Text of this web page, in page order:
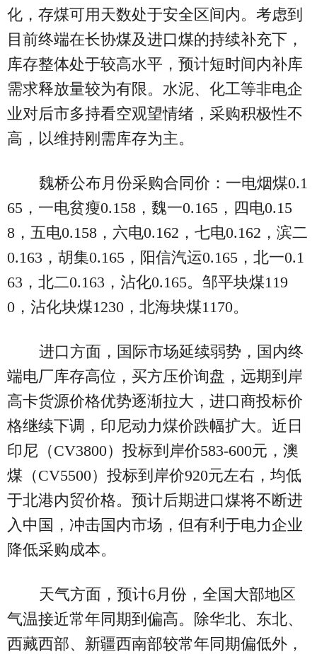
化，存煤可用天数处于安全区间内。考虑到
目前终端在长协煤及进口煤的持续补充下，
库存整体处于较高水平，预计短时间内补库
需求释放量较为有限。水泥、化工等非电企
业对后市多持看空观望情绪，采购积极性不
高，以维持刚需库存为主。
魏桥公布月份采购合同价：一电烟煤0.1
65，一电贫瘦0.158，魏一0.165，四电0.15
8，五电0.158，六电0.162，七电0.162，滨二
0.163，胡集0.165，阳信汽运0.165，北一0.1
63，北二0.163，沾化0.165。邹平块煤119
0，沾化块煤1230，北海块煤1170。
进口方面，国际市场延续弱势，国内终
端电厂库存高位，买方压价询盘，远期到岸
高卡货源价格优势逐渐拉大，进口商投标价
格继续下调，印尼动力煤价跌幅扩大。近日
印尼（CV3800）投标到岸价583-600元，澳
煤（CV5500）投标到岸价920元左右，均低
于北港内贸价格。预计后期进口煤将不断进
入中国，冲击国内市场，但有利于电力企业
降低采购成本。
天气方面，预计6月份，全国大部地区
气温接近常年同期到偏高。除华北、东北、
西藏西部、新疆西南部较常年同期偏低外，